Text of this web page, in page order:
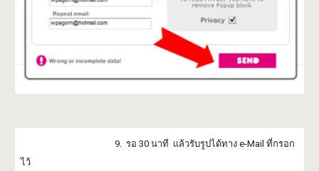
9. รอ 30 นาที แล้วรับรูปได้ทาง e-Mail ที่กรอก
ไว้